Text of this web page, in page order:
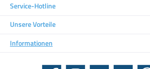
Service-Hotline
Unsere Vorteile
Informationen